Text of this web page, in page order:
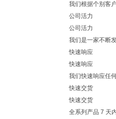
我们根据个别客户
公司活力
公司活力
我们是一家不断发
快速响应
快速响应
我们快速响应任何
快速交货
快速交货
全系列产品 7 天内